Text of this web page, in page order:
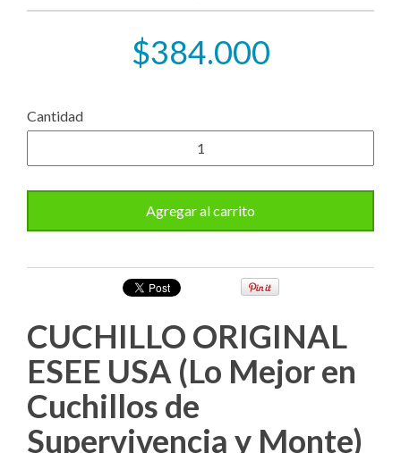
CUCHILLO ORIGINAL
ESEE USA (Lo Mejor en